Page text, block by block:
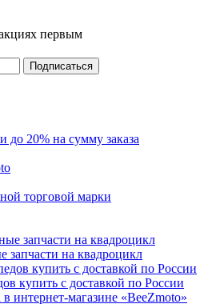
первым
20% на сумму заказа
торговой марки
запчасти на квадроцикл
купить с доставкой по России